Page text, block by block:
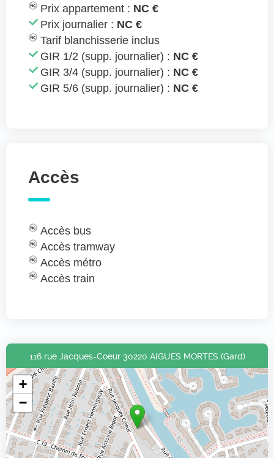
Prix appartement : NC €
Prix journalier : NC €
Tarif blanchisserie inclus
GIR 1/2 (supp. journalier) : NC €
GIR 3/4 (supp. journalier) : NC €
GIR 5/6 (supp. journalier) : NC €
Accès
Accès bus
Accès tramway
Accès métro
Accès train
116 rue Jacques-Coeur 30220 AIGUES MORTES (Gard)
+
−